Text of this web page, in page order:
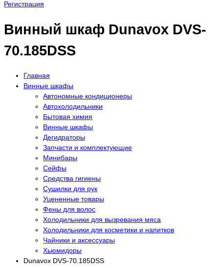
Регистрация
Винный шкаф Dunavox DVS-
70.185DSS
Главная
Винные шкафы
Автономные кондиционеры
Автохолодильники
Бытовая химия
Винные шкафы
Дегидраторы
Запчасти и комплектующие
Минибары
Сейфы
Средства гигиены
Сушилки для рук
Уцененные товары
Фены для волос
Холодильники для вызревания мяса
Холодильники для косметики и напитков
Чайники и аксессуары
Хьюмидоры
Dunavox DVS-70.185DSS